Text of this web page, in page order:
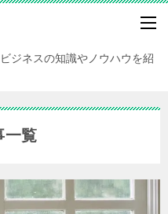
ジネスの知識やノウハウを紹
一覧